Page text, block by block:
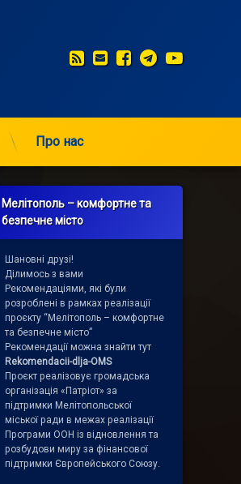
RSSE-mailFacebook
Telegram
Про нас
Мелітополь – комфортне та
безпечне місто
Шановні друзі!
Ділимось з вами
Рекомендаціями, які були
розроблені в рамках реалізації
проєкту “Мелітополь – комфортне
та безпечне місто”
Рекомендації можна знайти тут
Rekomendacii-dlja-OMS
Проєкт реалізовує громадська
організація «Патріот» за
підтримки Мелітопольської
міської ради в межах реалізації
Програми ООН із відновлення та
розбудови миру за фінансової
підтримки Європейського Союзу.